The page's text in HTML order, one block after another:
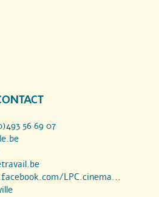
56 69 07
LPC.cinema...